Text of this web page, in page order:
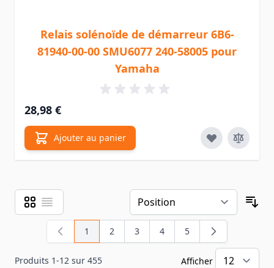
Relais solénoïde de démarreur 6B6-
81940-00-00 SMU6077 240-58005 pour
Yamaha
28,98 €
Ajouter au panier
Afficher en
GrilleListe
Produits 1-12 sur 455
Vous lisez actuellement la page
1 Page
2 Page
3 Page
4 Page
5
Afficher